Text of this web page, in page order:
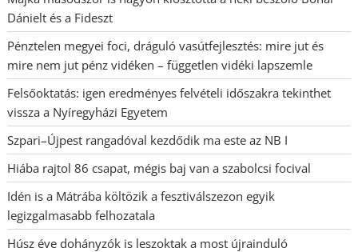
Dánielt és a Fideszt
Pénztelen megyei foci, dráguló vasútfejlesztés: mire jut és
mire nem jut pénz vidéken – független vidéki lapszemle
Felsőoktatás: igen eredményes felvételi időszakra tekinthet
vissza a Nyíregyházi Egyetem
Szpari–Újpest rangadóval kezdődik ma este az NB I
Hiába rajtol 86 csapat, mégis baj van a szabolcsi focival
Idén is a Mátrába költözik a fesztiválszezon egyik
legizgalmasabb felhozatala
Húsz éve dohányzók is leszoktak a most újrainduló